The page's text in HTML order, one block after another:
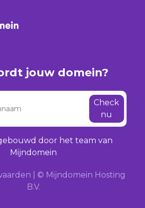
jouw domein?
Check
nu
door het team van
Mijndomein
© Mijndomein Hosting
B.V.